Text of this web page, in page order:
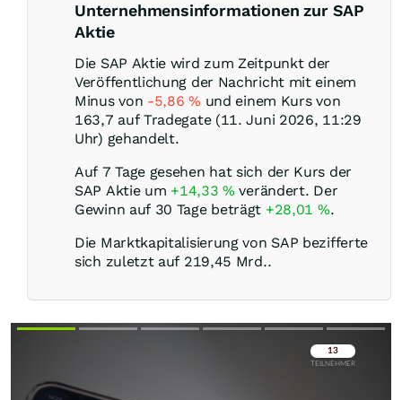
Unternehmensinformationen zur SAP
Aktie
Die SAP Aktie wird zum Zeitpunkt der
Veröffentlichung der Nachricht mit einem
Minus von -5,86% und einem Kurs von
163,7 auf Tradegate (11. Juni 2026, 11:29
Uhr) gehandelt.
Auf 7 Tage gesehen hat sich der Kurs der
SAP Aktie um +14,33% verändert. Der
Gewinn auf 30 Tage beträgt +28,01 %.
Die Marktkapitalisierung von SAP bezifferte
sich zuletzt auf 219,45 Mrd..